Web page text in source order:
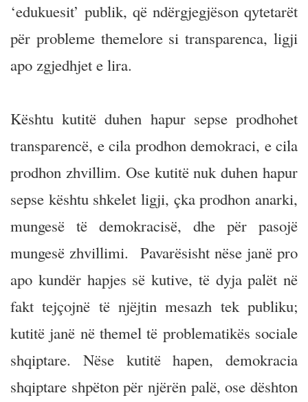
‘edukuesit’ publik, që ndërgjegjëson qytetarët
për probleme themelore si transparenca, ligji
apo zgjedhjet e lira.
Kështu kutitë duhen hapur sepse prodhohet
transparencë, e cila prodhon demokraci, e cila
prodhon zhvillim. Ose kutitë nuk duhen hapur
sepse kështu shkelet ligji, çka prodhon anarki,
mungesë të demokracisë, dhe për pasojë
mungesë zhvillimi. Pavarësisht nëse janë pro
apo kundër hapjes së kutive, të dyja palët në
fakt tejçojnë të njëjtin mesazh tek publiku;
kutitë janë në themel të problematikës sociale
shqiptare. Nëse kutitë hapen, demokracia
shqiptare shpëton për njërën palë, ose dështon